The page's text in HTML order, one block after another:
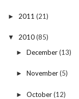
► 2011 (21)
▼ 2010(85)
► December(13)
► November(5)
► October(12)